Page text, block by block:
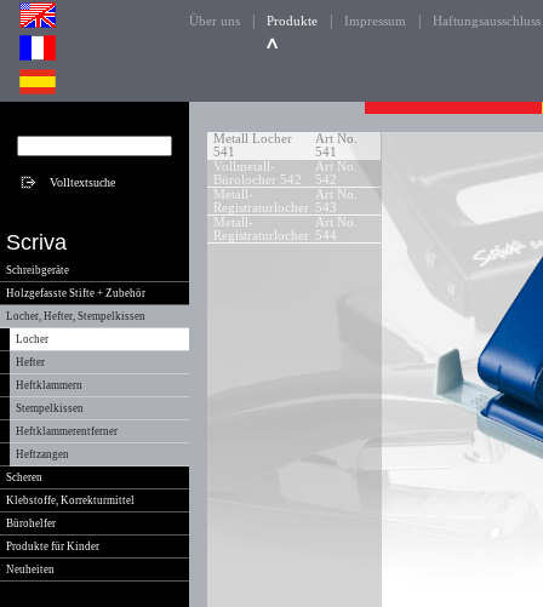
Über uns Produkte Impressum Haftungsausschluss
Scriva
Schreibgeräte
Holzgefasste Stifte + Zubehör
Locher, Hefter, Stempelkissen
Locher
Hefter
Heftklammern
Stempelkissen
Heftklammerentferner
Heftzangen
Scheren
Klebstoffe, Korrekturmittel
Bürohelfer
Produkte für Kinder
Neuheiten
Metall Locher
541
Art No.
541
Vollmetall-
Bürolocher 542
Art No.
542
Metall-
Registraturlocher
Art No.
543
Metall-
Registraturlocher
Art No.
544